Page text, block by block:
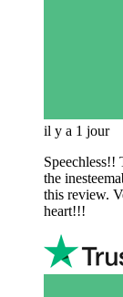
il y a 1 jour
the
this review.
heart!!!